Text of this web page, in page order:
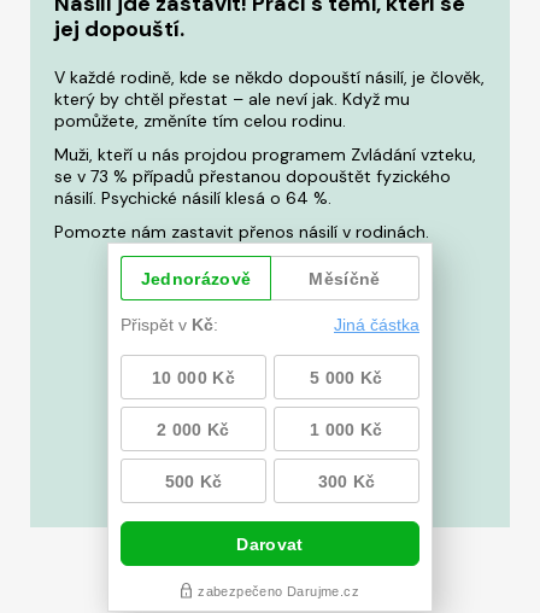
jej dopouští.
V každé rodině, kde se někdo dopouští násilí, je člověk,
který by chtěl přestat – ale neví jak. Když mu
pomůžete, změníte tím celou rodinu.
Muži, kteří u nás projdou programem Zvládání vzteku,
se v 73 % případů přestanou dopouštět fyzického
násilí. Psychické násilí klesá o 64 %.
Pomozte nám zastavit přenos násilí v rodinách.